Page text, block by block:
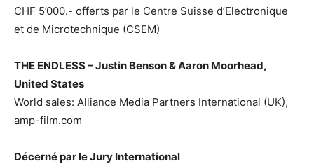
CHF 5’000.- offerts par le Centre Suisse d’Electronique
et de Microtechnique (CSEM)
THE ENDLESS– Justin Benson & Aaron Moorhead,
United States
World sales: Alliance Media Partners International (UK),
amp-film.com
Décerné par le Jury International